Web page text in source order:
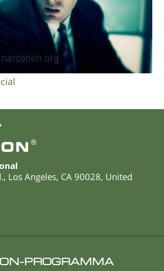
®
, Los Angeles, CA 90028, United
PROGRAMMA